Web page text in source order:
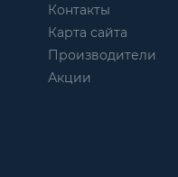
Контакты
Карта сайта
Производители
Акции